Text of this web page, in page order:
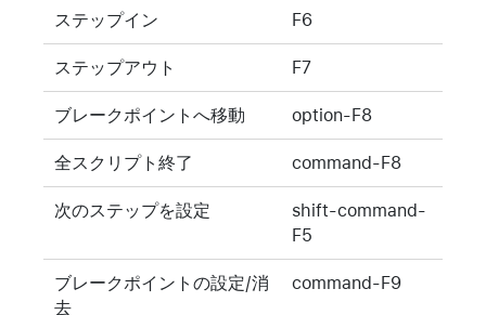
ステップイン F6
ステップアウト F7
ブレークポイントへ移動 option-F8
全スクリプト終了 command-F8
次のステップを設定
shift-command-
F5
ブレークポイントの設定/消
去
command-F9